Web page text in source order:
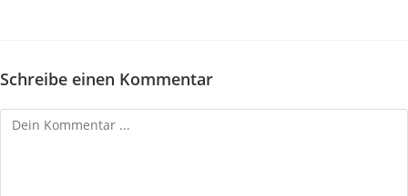
Schreibe einen Kommentar
Kommentieren